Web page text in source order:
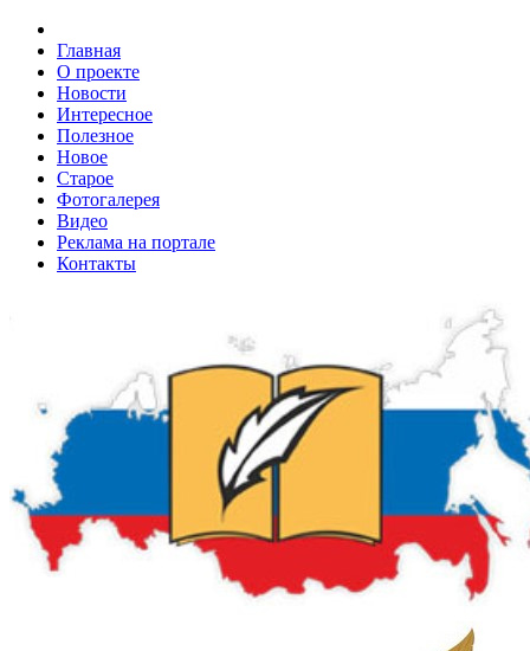
Главная
О проекте
Новости
Интересное
Полезное
Новое
Старое
Фотогалерея
Видео
Реклама на портале
Контакты